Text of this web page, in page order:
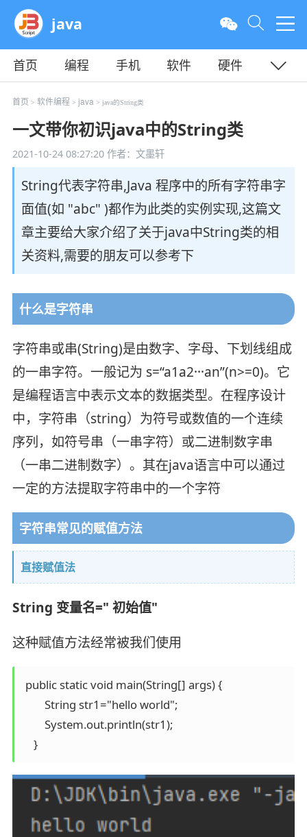
java
首页 编程 手机 软件
硬件
教程
平面 服务器
首页 > 软件编程 > java> java的String类
一文带你初识java中的String类
2021-10-24 08:27:20作者：文墨轩
String代表字符串,Java 程序中的所有字符串字
面值(如 "abc" )都作为此类的实例实现,这篇文
章主要给大家介绍了关于java中String类的相
关资料,需要的朋友可以参考下
什么是字符串
字符串或串(String)是由数字、字母、下划线组成
的一串字符。一般记为 s=“a1a2···an”(n>=0)。它
是编程语言中表示文本的数据类型。在程序设计
中，字符串（string）为符号或数值的一个连续
序列，如符号串（一串字符）或二进制数字串
（一串二进制数字）。其在java语言中可以通过
一定的方法提取字符串中的一个字符
字符串常见的赋值方法
直接赋值法
String 变量名=" 初始值"
这种赋值方法经常被我们使用
public static void main(String[] args) {
        String str1="hello world";
        System.out.println(str1);
    }